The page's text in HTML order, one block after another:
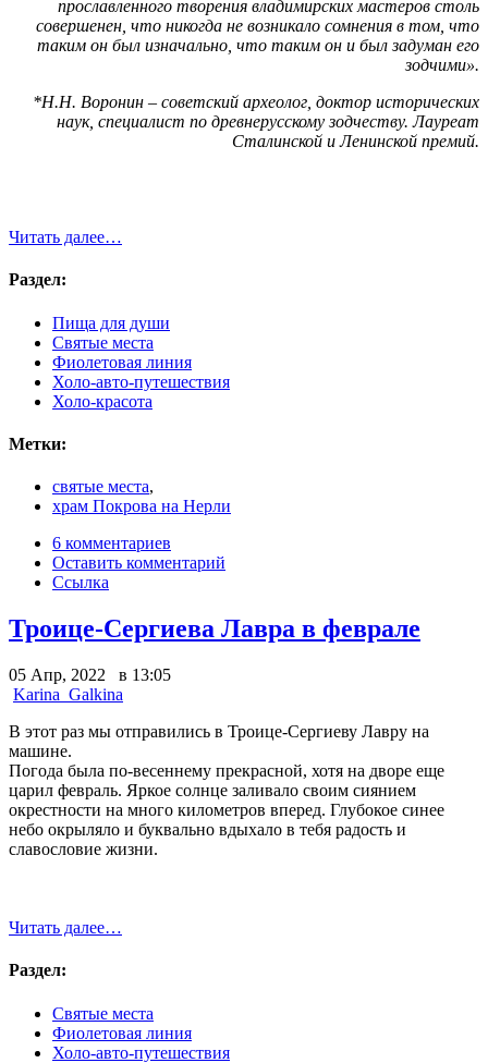
прославленного творения владимирских мастеров столь
совершенен, что никогда не возникало сомнения в том, что
таким он был изначально, что таким он и был задуман его
зодчими».
*Н.Н. Воронин – советский археолог, доктор исторических
наук, специалист по древнерусскому зодчеству. Лауреат
Сталинской и Ленинской премий.
Читать далее…
Раздел:
Пища для души
Святые места
Фиолетовая линия
Холо-авто-путешествия
Холо-красота
Метки:
святые места,
храм Покрова на Нерли
6 комментариев
Оставить комментарий
Ссылка
Троице-Сергиева Лавра в феврале
05 Апр, 2022 в 13:05
Karina_Galkina
В этот раз мы отправились в Троице-Сергиеву Лавру на
машине.
Погода была по-весеннему прекрасной, хотя на дворе еще
царил февраль. Яркое солнце заливало своим сиянием
окрестности на много километров вперед. Глубокое синее
небо окрыляло и буквально вдыхало в тебя радость и
славословие жизни.
Читать далее…
Раздел:
Святые места
Фиолетовая линия
Холо-авто-путешествия